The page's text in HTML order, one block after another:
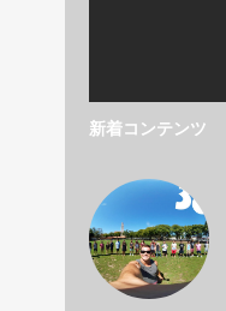
新着コンテンツ